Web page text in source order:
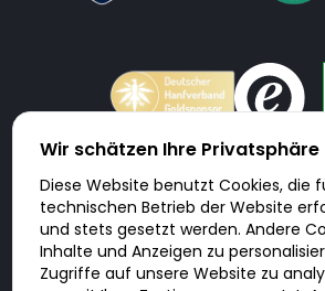
Doktorabc.com ist eine Vermittlungsplattform.
keine Internetapotheke. Doktorabc bietet keine
sonstige Produkte an oder liefert diese.
Produkten, Medikamenten und Preisen auf der
kein Angebot von Doktorabc an Sie. Für die
geltenden Gesetze und sonstigen
selbst verantwortlich. Die Nutzung unseres
Wir schätzen Ihre Privatsphäre
Diese Website benutzt Cookies, die
technischen Betrieb der Website
und stets gesetzt werden. Andere
Inhalte und Anzeigen zu
Zugriffe auf unsere Website zu